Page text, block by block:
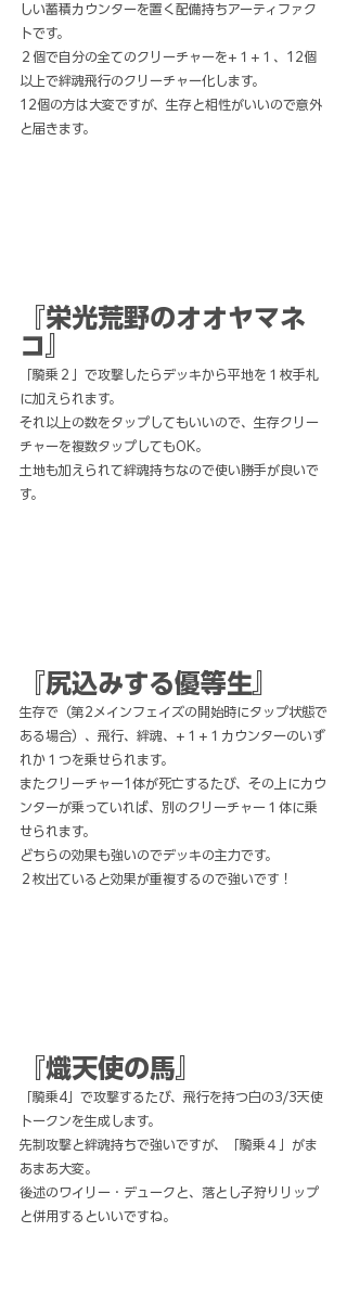
しい蓄積カウンターを置く配備持ちアーティファク
トです。
２個で自分の全てのクリーチャーを+１+１、12個
以上で絆魂飛行のクリーチャー化します。
12個の方は大変ですが、生存と相性がいいので意外
と届きます。
『栄光荒野のオオヤマネ
コ』
「騎乗２」で攻撃したらデッキから平地を１枚手札
に加えられます。
それ以上の数をタップしてもいいので、生存クリー
チャーを複数タップしてもOK。
土地も加えられて絆魂持ちなので使い勝手が良いで
す。
『尻込みする優等生』
生存で（第2メインフェイズの開始時にタップ状態で
ある場合）、飛行、絆魂、+１+１カウンターのいず
れか１つを乗せられます。
またクリーチャー1体が死亡するたび、その上にカウ
ンターが乗っていれば、別のクリーチャー１体に乗
せられます。
どちらの効果も強いのでデッキの主力です。
２枚出ていると効果が重複するので強いです！
『熾天使の馬』
「騎乗4」で攻撃するたび、飛行を持つ白の3/3天使
トークンを生成します。
先制攻撃と絆魂持ちで強いですが、「騎乗４」がま
あまあ大変。
後述のワイリー・デュークと、落とし子狩りリップ
と併用するといいですね。